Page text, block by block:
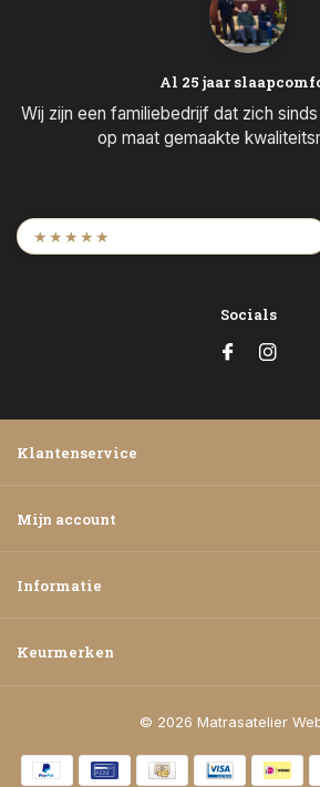
Al 25 jaar
Wij zijn een familiebedrijf dat zich
op maat gemaakte
★★★★★
Socials
Klantenservice
Mijn account
Informatie
Keurmerken
© 2026 Matrasatelier